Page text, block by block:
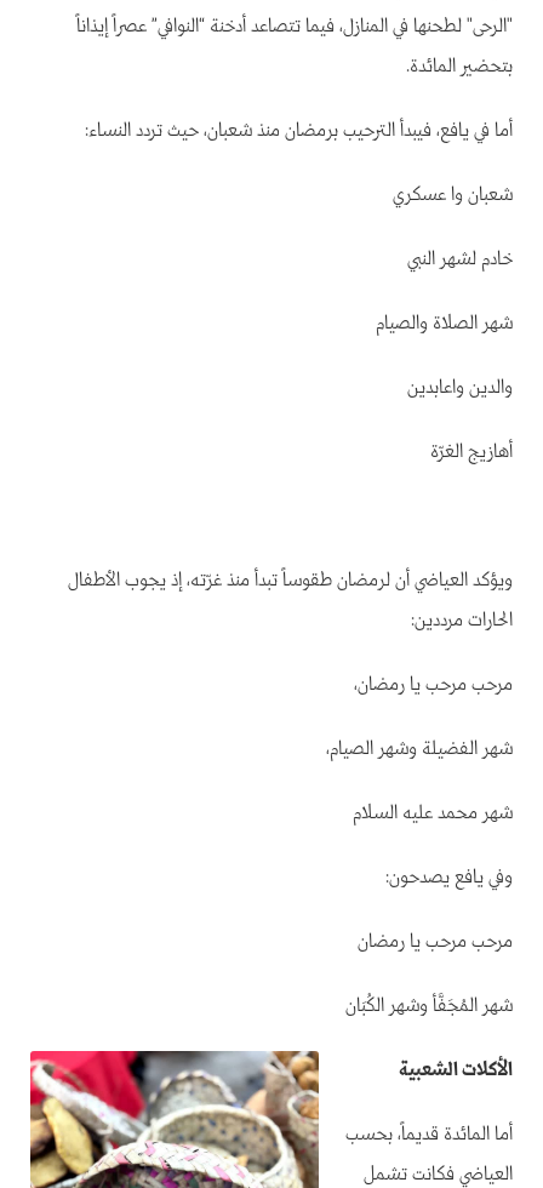
"الرحى" لطحنها في المنازل، فيما تتصاعد أدخنة “النوافي” عصراً إيذاناً
بتحضير المائدة.
أما في يافع، فيبدأ الترحيب برمضان منذ شعبان، حيث تردد النساء:
شعبان وا عسكري
خادم لشهر النبي
شهر الصلاة والصيام
والدين واعابدين
أهازيج الغرّة
ويؤكد العياضي أن لرمضان طقوساً تبدأ منذ غرّته، إذ يجوب الأطفال
الحارات مرددين:
مرحب مرحب يا رمضان،
شهر الفضيلة وشهر الصيام،
شهر محمد عليه السلام
وفي يافع يصدحون:
مرحب مرحب يا رمضان
شهر المُجَفَّأ وشهر الكُبَان
الأكلات الشعبية
أما المائدة قديماً، بحسب
العياضي فكانت تشمل